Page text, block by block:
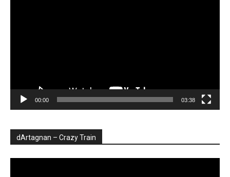
00:00 03:38
dArtagnan – Crazy Train